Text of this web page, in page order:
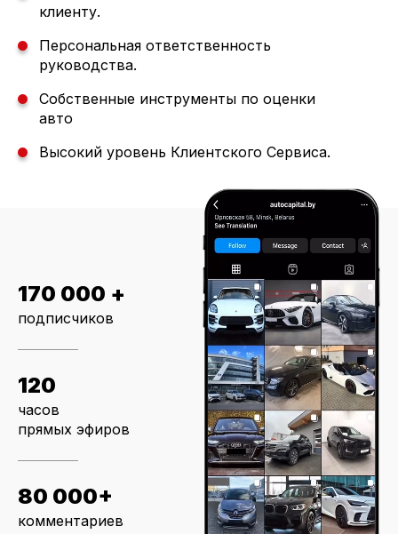
клиенту.
Персональная ответственность
руководства.
Собственные инструменты по оценки
авто
Высокий уровень Клиентского Сервиса.
170 000 +
подписчиков
120
часов
прямых эфиров
80 000+
комментариев